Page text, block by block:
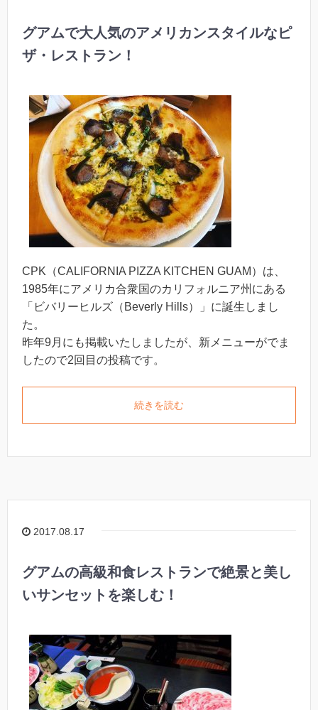
グアムで大人気のアメリカンスタイルなピ
ザ・レストラン！
CPK（CALIFORNIA PIZZA KITCHEN GUAM）は、
1985年にアメリカ合衆国のカリフォルニア州にある
「ビバリーヒルズ（Beverly Hills）」に誕生しまし
た。
昨年9月にも掲載いたしましたが、新メニューがでま
したので2回目の投稿です。
続きを読む
2017.08.17
グアムの高級和食レストランで絶景と美し
いサンセットを楽しむ！